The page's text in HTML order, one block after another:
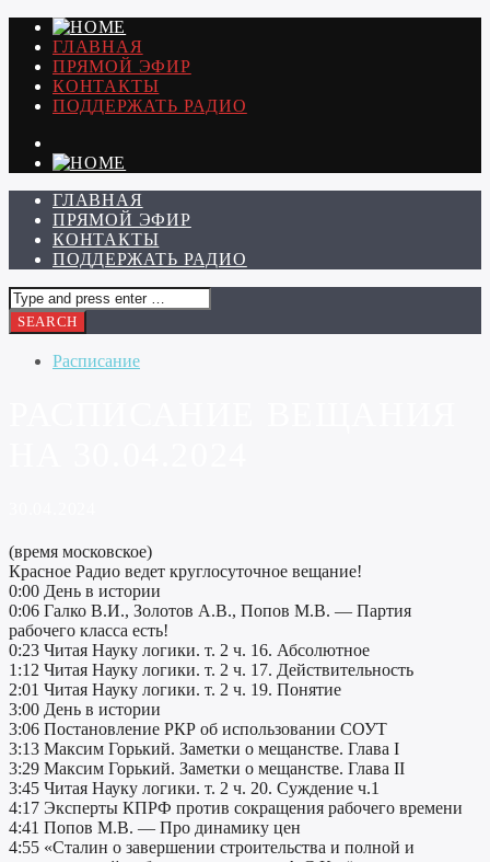
ГЛАВНАЯ
ПРЯМОЙ ЭФИР
КОНТАКТЫ
ПОДДЕРЖАТЬ РАДИО
ГЛАВНАЯ
ПРЯМОЙ ЭФИР
КОНТАКТЫ
ПОДДЕРЖАТЬ РАДИО
Расписание
(время московское)
Красное Радио ведет круглосуточное вещание!
0:00 День в истории
0:06 Галко В.И., Золотов А.В., Попов М.В. — Партия
рабочего класса есть!
0:23 Читая Науку логики. т. 2 ч. 16. Абсолютное
1:12 Читая Науку логики. т. 2 ч. 17. Действительность
2:01 Читая Науку логики. т. 2 ч. 19. Понятие
3:00 День в истории
3:06 Постановление РКР об использовании СОУТ
3:13 Максим Горький. Заметки о мещанстве. Глава I
3:29 Максим Горький. Заметки о мещанстве. Глава II
3:45 Читая Науку логики. т. 2 ч. 20. Суждение ч.1
4:17 Эксперты КПРФ против сокращения рабочего времени
4:41 Попов М.В. — Про динамику цен
4:55 «Сталин о завершении строительства и полной и